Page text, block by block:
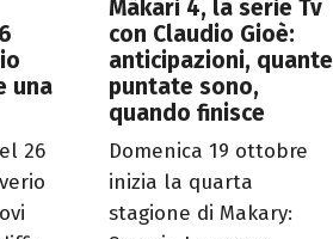
una
26
Màkari 4, la serie Tv
con Claudio Gioè:
anticipazioni, quante
puntate sono,
quando finisce
Domenica 19 ottobre
inizia la quarta
stagione di Makary: